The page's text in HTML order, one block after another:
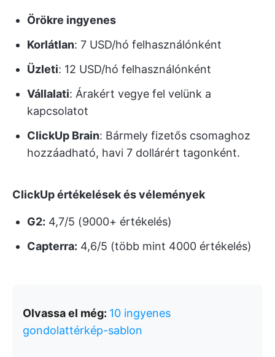
Örökre ingyenes
Korlátlan: 7 USD/hó felhasználónként
Üzleti: 12 USD/hó felhasználónként
Vállalati: Árakért vegye fel velünk a
kapcsolatot
ClickUp Brain: Bármely fizetős csomaghoz
hozzáadható, havi 7 dollárért tagonként.
ClickUp értékelések és vélemények
G2: 4,7/5 (9000+ értékelés)
Capterra: 4,6/5 (több mint 4000 értékelés)
Olvassa el még: 10 ingyenes
gondolattérkép-sablon